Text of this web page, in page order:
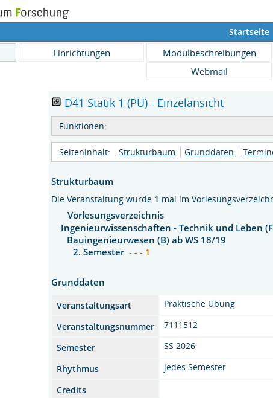
Startseite
Einrichtungen Modulbeschreibungen
Webmail
D41 Statik 1 (PÜ) - Einzelansicht
Funktionen:
Seiteninhalt: Strukturbaum Grunddaten
Strukturbaum
Die Veranstaltung wurde 1 mal im
Vorlesungsverzeichnis
Ingenieurwissenschaften - Technik und Leben
Bauingenieurwesen (B) ab WS 18/19
2. Semester - - - 1
Grunddaten
Veranstaltungsart Praktische Übung
Veranstaltungsnummer
7111512
Semester
SS 2026
Rhythmus
jedes Semester
Credits